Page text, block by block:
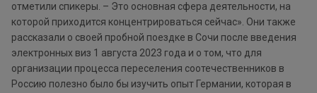
отметили спикеры. – Это основная сфера деятельности, на
которой приходится концентрироваться сейчас». Они также
рассказали о своей пробной поездке в Сочи после введения
электронных виз 1 августа 2023 года и о том, что для
организации процесса переселения соотечественников в
Россию полезно было бы изучить опыт Германии, которая в